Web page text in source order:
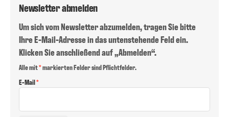
Newsletter abmelden
Um sich vom Newsletter abzumelden, tragen Sie bitte
Ihre E-Mail-Adresse in das untenstehende Feld ein.
Klicken Sie anschließend auf „Abmelden“.
Newsletter abmelden
Alle mit*markierten Felder sind Pflichtfelder.
E-Mail